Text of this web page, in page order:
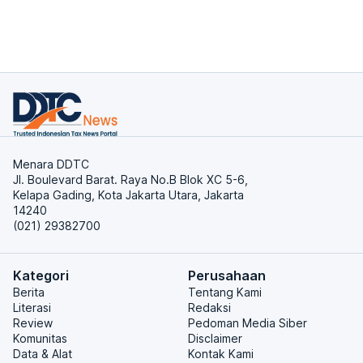
Menara DDTC
Jl. Boulevard Barat. Raya No.B Blok XC 5-6,
Kelapa Gading, Kota Jakarta Utara, Jakarta
14240
(021) 29382700
Kategori
Berita
Literasi
Review
Komunitas
Data & Alat
Perusahaan
Tentang Kami
Redaksi
Pedoman Media Siber
Disclaimer
Kontak Kami